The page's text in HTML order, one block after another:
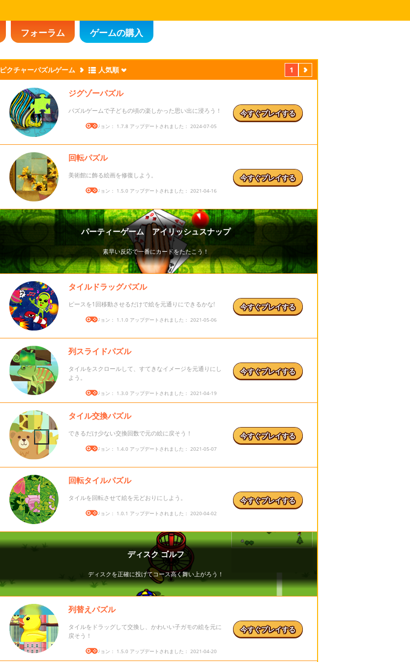
フォーラム ゲームの購入
ピクチャーパズルゲーム 人気順 1 次
ジグゾーパズル
パズルゲームで子どもの頃の楽しかった思い出に浸ろう！
バージョン： 1.7.8 アップデートされました： 2024-07-05
今すぐプレイする
回転パズル
美術館に飾る絵画を修復しよう。
バージョン： 1.5.0 アップデートされました： 2021-04-16
今すぐプレイする
タイルドラッグパズル
ピースを1回移動させるだけで絵を元通りにできるかな!
バージョン： 1.1.0 アップデートされました： 2021-05-06
今すぐプレイする
列スライドパズル
タイルをスクロールして、すてきなイメージを元通りにし
よう。
バージョン： 1.3.0 アップデートされました： 2021-04-19
今すぐプレイする
タイル交換パズル
できるだけ少ない交換回数で元の絵に戻そう！
バージョン： 1.4.0 アップデートされました： 2021-05-07
今すぐプレイする
回転タイルパズル
タイルを回転させて絵を元どおりにしよう。
バージョン： 1.0.1 アップデートされました： 2020-04-02
今すぐプレイする
列替えパズル
タイルをドラッグして交換し、かわいい子ガモの絵を元に
戻そう！
バージョン： 1.5.0 アップデートされました： 2021-04-20
今すぐプレイする